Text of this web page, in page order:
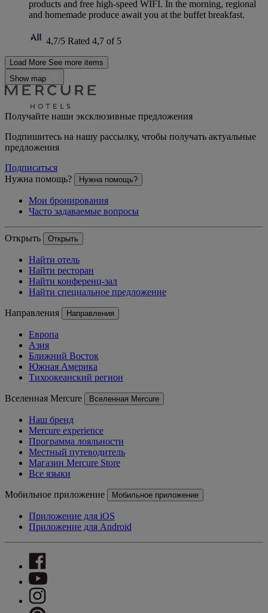
products and free high-speed WIFI. In the morning, regional
and homemade produce await you at the buffet breakfast.
4,7/5 Rated 4,7 of 5
Load More See more items
Show map
Получайте наши эксклюзивные предложения
Подпишитесь на нашу рассылку, чтобы получать актуальные
предложения
Подписаться
Нужна помощь?
Нужна помощь?
Мои бронирования
Часто задаваемые вопросы
Открыть Открыть
Найти отель
Найти ресторан
Найти конференц-зал
Найти специальное предложение
Направления Направления
Европа
Азия
Ближний Восток
Южная Америка
Тихоокеанский регион
Вселенная Mercure Вселенная Mercure
Наш бренд
Mercure experience
Программа лояльности
Местный путеводитель
Магазин Mercure Store
Все языки
Мобильное приложение Мобильное приложение
Приложение для iOS
Приложение для Android